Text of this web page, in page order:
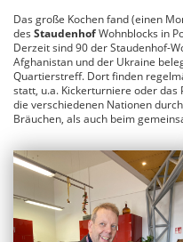
Das große Kochen fand (einen
des StaudenhofWohnblocks in
Derzeit sind 90 der Staudenhof-
Afghanistan und der Ukraine
Quartierstreff. Dort finden
statt, u.a. Kickerturniere oder das
die verschiedenen Nationen
Bräuchen, als auch beim